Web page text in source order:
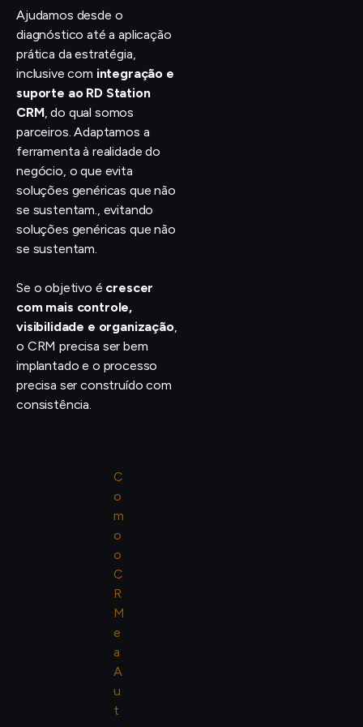
Ajudamos desde o
diagnóstico até a aplicação
prática da estratégia,
inclusive com integração e
suporte ao RD Station
CRM, do qual somos
parceiros. Adaptamos a
ferramenta à realidade do
negócio, o que evita
soluções genéricas que não
se sustentam., evitando
soluções genéricas que não
se sustentam.
Se o objetivo é crescer
com mais controle,
visibilidade e organização,
o CRM precisa ser bem
implantado e o processo
precisa ser construído com
consistência.
C
o
m
o
o
C
R
M
e
a
A
u
t